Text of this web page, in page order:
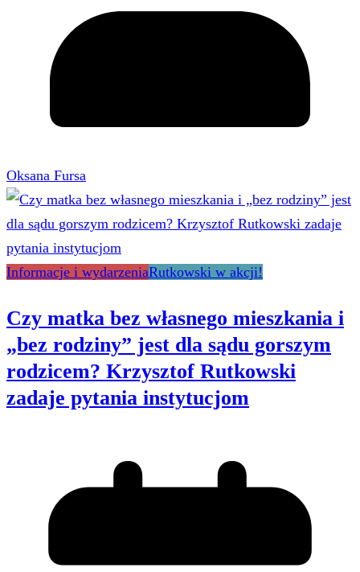
Oksana Fursa
Informacje i wydarzeniaRutkowski w akcji!
Czy matka bez własnego mieszkania i
„bez rodziny” jest dla sądu gorszym
rodzicem? Krzysztof Rutkowski
zadaje pytania instytucjom